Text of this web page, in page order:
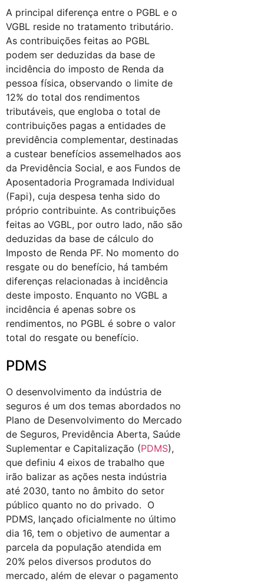
A principal diferença entre o PGBL e o
VGBL reside no tratamento tributário.
As contribuições feitas ao PGBL
podem ser deduzidas da base de
incidência do imposto de Renda da
pessoa física, observando o limite de
12% do total dos rendimentos
tributáveis, que engloba o total de
contribuições pagas a entidades de
previdência complementar, destinadas
a custear benefícios assemelhados aos
da Previdência Social, e aos Fundos de
Aposentadoria Programada Individual
(Fapi), cuja despesa tenha sido do
próprio contribuinte. As contribuições
feitas ao VGBL, por outro lado, não são
deduzidas da base de cálculo do
Imposto de Renda PF. No momento do
resgate ou do benefício, há também
diferenças relacionadas à incidência
deste imposto. Enquanto no VGBL a
incidência é apenas sobre os
rendimentos, no PGBL é sobre o valor
total do resgate ou benefício.
PDMS
O desenvolvimento da indústria de
seguros é um dos temas abordados no
Plano de Desenvolvimento do Mercado
de Seguros, Previdência Aberta, Saúde
Suplementar e Capitalização (PDMS),
que definiu 4 eixos de trabalho que
irão balizar as ações nesta indústria
até 2030, tanto no âmbito do setor
público quanto no do privado. O
PDMS, lançado oficialmente no último
dia 16, tem o objetivo de aumentar a
parcela da população atendida em
20% pelos diversos produtos do
mercado, além de elevar o pagamento